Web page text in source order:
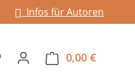
Infos für Autoren
Du hast 0 Produkte auf dem
0,00 €